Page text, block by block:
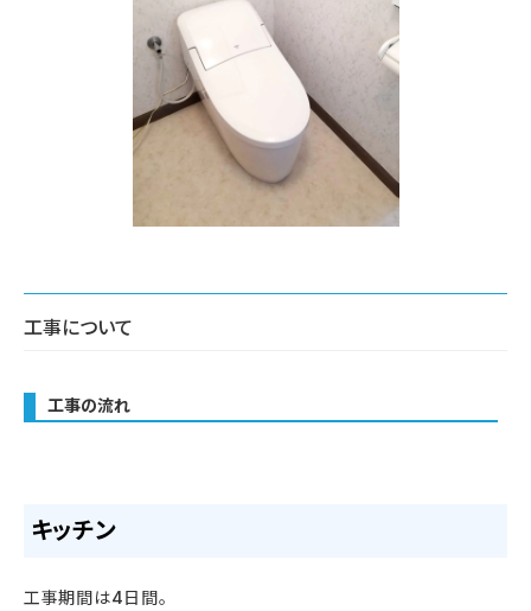
工事について
工事の流れ
キッチン
工事期間は4日間。